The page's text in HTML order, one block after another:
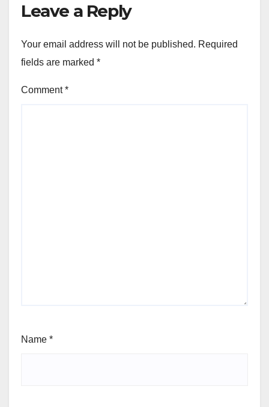
Leave a Reply
Your email address will not be published. Required
fields are marked *
Comment*
Name *